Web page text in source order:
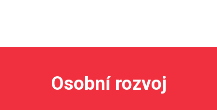
Osobní rozvoj